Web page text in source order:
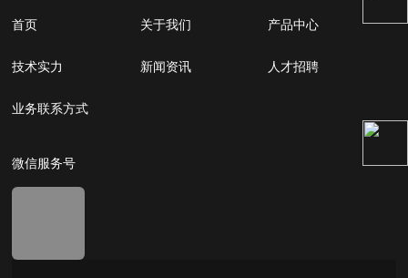
首页 关于我们 产品中心
技术实力 新闻资讯 人才招聘
业务联系方式
微信服务号